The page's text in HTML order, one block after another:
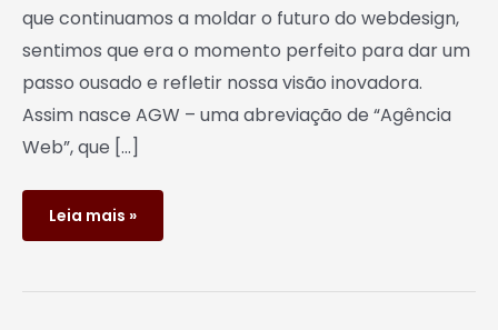
que continuamos a moldar o futuro do webdesign,
sentimos que era o momento perfeito para dar um
passo ousado e refletir nossa visão inovadora.
Assim nasce AGW – uma abreviação de “Agência
Web”, que […]
Leia mais »